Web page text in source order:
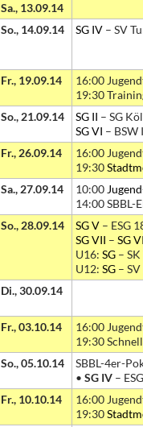
Sa., 13.09.14
So., 14.09.14
SG IV – SV
Fr., 19.09.14
16:00
19:30
So., 21.09.14
SG II – SG
SG VI – BSW
Fr., 26.09.14
16:00
19:30
Sa., 27.09.14
10:00
14:00 SBBL-
So., 28.09.14
SG V – ESG
SG VII – SG
U16: SG –
U12: SG –
Di., 30.09.14
Fr., 03.10.14
16:00
19:30
So., 05.10.14
SBBL-4er-
• SG IV –
Fr., 10.10.14
16:00
19:30